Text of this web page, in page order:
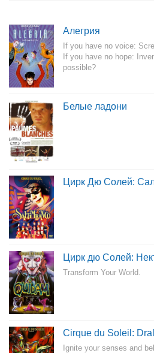
Алегрия
If you have no voice:
If you have no hope:
possible?
Белые ладони
Цирк Дю Солей:
Цирк дю Солей:
Transform Your World.
Cirque du Soleil:
Ignite your senses and